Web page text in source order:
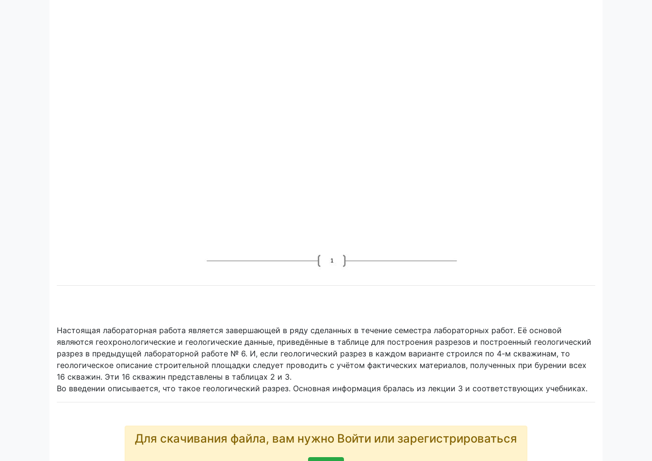
Настоящая лабораторная работа является завершающей в ряду сделанных в течение семестра лабораторных работ. Её основой
являются геохронологические и геологические данные, приведённые в таблице для построения разрезов и построенный геологический
разрез в предыдущей лабораторной работе № 6. И, если геологический разрез в каждом варианте строился по 4-м скважинам, то
геологическое описание строительной площадки следует проводить с учётом фактических материалов, полученных при бурении всех
16 скважин. Эти 16 скважин представлены в таблицах 2 и 3.
Во введении описывается, что такое геологический разрез. Основная информация бралась из лекции 3 и соответствующих учебниках.
Для скачивания файла, вам нужно Войти или зарегистрироваться